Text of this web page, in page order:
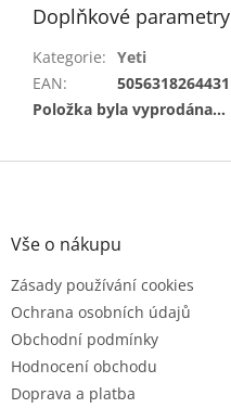
Doplňkové parametry
Kategorie: Yeti
EAN:
5056318264431
Položka byla vyprodána…
Z
Vše o nákupu
Zásady používání cookies
Ochrana osobních údajů
Obchodní podmínky
Hodnocení obchodu
Doprava a platba